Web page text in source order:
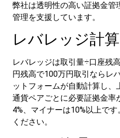
弊社は透明性の高い証拠金管
管理を支援しています。
レバレッジ計
レバレッジは取引量÷口座残
円残高で100万円取引ならレ
ットフォームが自動計算し、
通貨ペアごとに必要証拠金率
4%、マイナーは10%以上で
ください。